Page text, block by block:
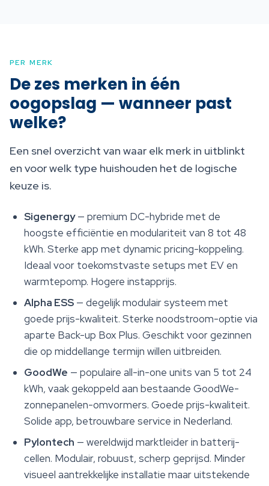
PER MERK
De zes merken in één
oogopslag — wanneer past
welke?
Een snel overzicht van waar elk merk in uitblinkt
en voor welk type huishouden het de logische
keuze is.
Sigenergy— premium DC-hybride met de
hoogste efficiëntie en modulariteit van 8 tot 48
kWh. Sterke app met dynamic pricing-koppeling.
Ideaal voor toekomstvaste setups met EV en
warmtepomp. Hogere instapprijs.
Alpha ESS — degelijk modulair systeem met
goede prijs-kwaliteit. Sterke noodstroom-optie via
aparte Back-up Box Plus. Geschikt voor gezinnen
die op middellange termijn willen uitbreiden.
GoodWe — populaire all-in-one units van 5 tot 24
kWh, vaak gekoppeld aan bestaande GoodWe-
zonnepanelen-omvormers. Goede prijs-kwaliteit.
Solide app, betrouwbare service in Nederland.
Pylontech — wereldwijd marktleider in batterij-
cellen. Modulair, robuust, scherp geprijsd. Minder
visueel aantrekkelijke installatie maar uitstekende